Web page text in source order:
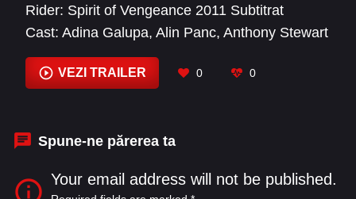
Rider: Spirit of Vengeance 2011 Subtitrat
Cast: Adina Galupa, Alin Panc, Anthony Stewart
Cristian Iacob, Fergus Riordan Idris Elba
Cristian Lefter, Jacek Koman
VEZI TRAILER 0 0
Spune-ne părerea ta
Your email address will not be published.